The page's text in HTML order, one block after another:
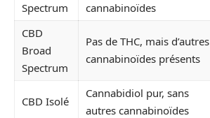
Spectrum
cannabinoïdes
CBD
Broad
Spectrum
Pas de THC, mais d’autres
cannabinoïdes présents
CBD Isolé
Cannabidiol pur, sans
autres cannabinoïdes